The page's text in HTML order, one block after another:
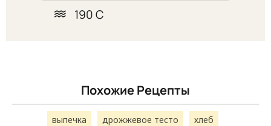
190 С
Похожие Рецепты
выпечка дрожжевое тесто хлеб